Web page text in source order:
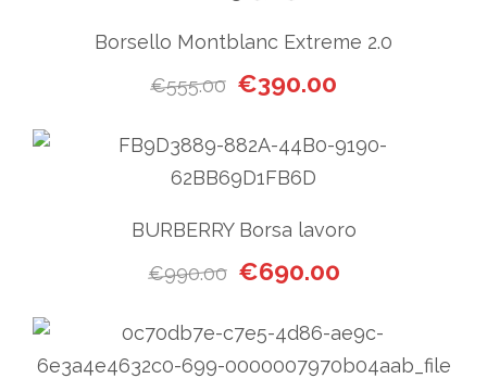
Borsello Montblanc Extreme 2.0
€555.00 Il prezzo originale era:
€390.00
BURBERRY Borsa lavoro
€990.00 Il prezzo originale era:
€690.00Il prezzo